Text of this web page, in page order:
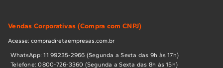
Vendas Corporativas (Compra com CNPJ)
Acesse: compradiretaempresas.com.br
WhatsApp: 11 99235-2966 (Segunda a Sexta das 9h às 17h)
Telefone: 0800-726-3360 (Segunda a Sexta das 8h às 15h)